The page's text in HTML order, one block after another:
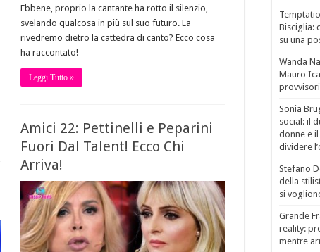
Ebbene, proprio la cantante ha rotto il silenzio,
svelando qualcosa in più sul suo futuro. La
rivedremo dietro la cattedra di canto? Ecco cosa
ha raccontato!
Leggi Tutto »
Amici 22: Pettinelli e Peparini
Fuori Dal Talent! Ecco Chi
Arriva!
Bisciglia:
su una
Wanda
Mauro
Sonia
social: il
donne e
dividere
Stefano
della
si
Grande
reality:
mentre